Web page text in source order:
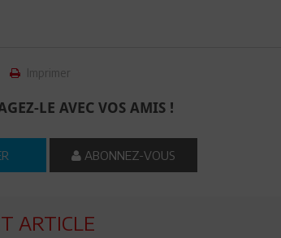
Imprimer
LE AVEC VOS AMIS !
ABONNEZ-VOUS
ARTICLE